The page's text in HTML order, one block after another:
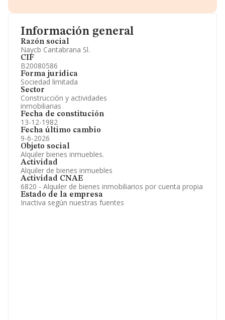
Información general
Razón social
Naycb Cantabrana Sl.
CIF
B20080586
Forma jurídica
Sociedad limitada
Sector
Construcción y actividades
inmobiliarias
Fecha de constitución
13-12-1982
Fecha último cambio
9-6-2026
Objeto social
Alquiler bienes inmuebles.
Actividad
Alquiler de bienes inmuebles
Actividad CNAE
6820 - Alquiler de bienes inmobiliarios por cuenta propia
Estado de la empresa
Inactiva según nuestras fuentes
Información oficial y registral complementaria.